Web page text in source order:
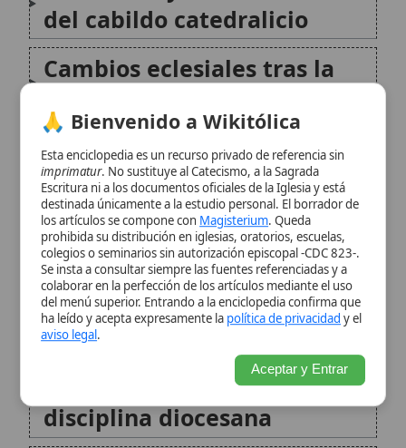
pastorales
Instituciones de caridad y
vida religiosa
Monumentos religiosos y
patrimonio artístico
Formación del clero y
disciplina diocesana
Gante y la iniciativa histórica
conocida como «Denier de
Saint Pierre»
Un caso de fidelidad clerical
en tiempos de presión
política
imprimatur
. No sustituye al Catecismo, a la Sagrada
Escritura ni a los documentos oficiales de la Iglesia y está
destinada únicamente a la estudio personal. El borrador de
los artículos se compone conMagisterium. Queda
prohibida su distribución en iglesias, oratorios, escuelas,
colegios o seminarios sin autorización episcopal -CDC 823-.
colaborar en la perfección de los artículos mediante el uso
del menú superior. Entrando a la enciclopedia confirma que
aviso legal.
Aceptar y Entrar